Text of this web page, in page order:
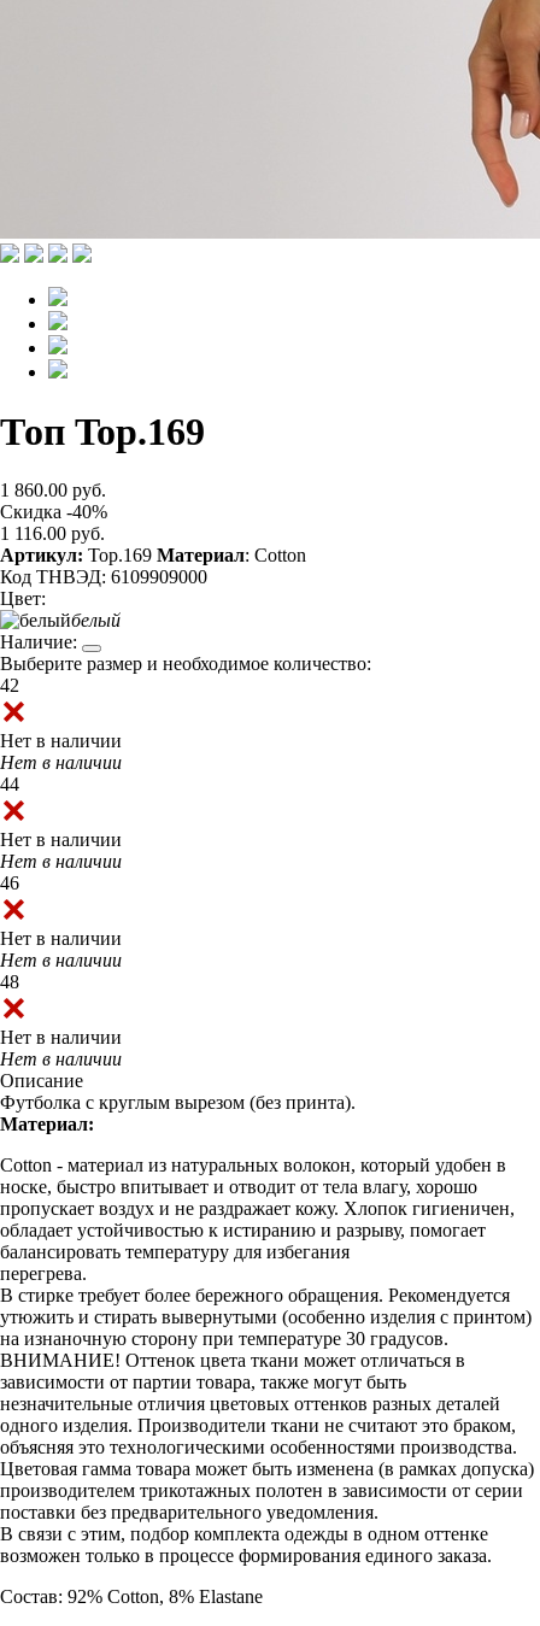
Топ Top.169
1 860.00 руб.
Скидка -40%
1 116.00 руб.
Артикул: Top.169 Материал: Cotton
Код ТНВЭД: 6109909000
Цвет:
белый
Наличие:
Выберите размер и необходимое количество:
42
Нет в наличии
Нет в наличии
44
Нет в наличии
Нет в наличии
46
Нет в наличии
Нет в наличии
48
Нет в наличии
Нет в наличии
Описание
Футболка с круглым вырезом (без принта).
Материал:
Cotton - материал из натуральных волокон, который удобен в
носке, быстро впитывает и отводит от тела влагу, хорошо
пропускает воздух и не раздражает кожу. Хлопок гигиеничен,
обладает устойчивостью к истиранию и разрыву, помогает
балансировать температуру для избегания
перегрева.
В стирке требует более бережного обращения. Рекомендуется
утюжить и стирать вывернутыми (особенно изделия с принтом)
на изнаночную сторону при температуре 30 градусов.
ВНИМАНИЕ! Оттенок цвета ткани может отличаться в
зависимости от партии товара, также могут быть
незначительные отличия цветовых оттенков разных деталей
одного изделия. Производители ткани не считают это браком,
объясняя это технологическими особенностями производства.
Цветовая гамма товара может быть изменена (в рамках допуска)
производителем трикотажных полотен в зависимости от серии
поставки без предварительного уведомления.
В связи с этим, подбор комплекта одежды в одном оттенке
возможен только в процессе формирования единого заказа.
Состав: 92% Cotton, 8% Elastane